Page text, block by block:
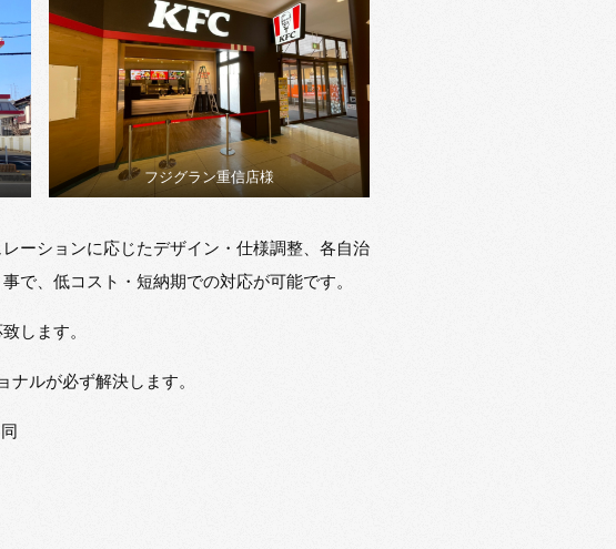
フジグラン重信店様
ーションに応じたデザイン・仕様調整、各自治
で、低コスト・短納期での対応が可能です。
します。
ルが必ず解決します。
不同